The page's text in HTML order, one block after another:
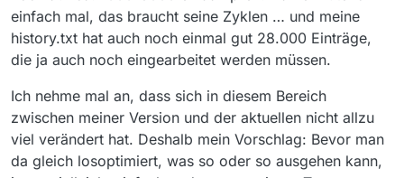
einfach mal, das braucht seine Zyklen … und meine
history.txt hat auch noch einmal gut 28.000 Einträge,
die ja auch noch eingearbeitet werden müssen.
Ich nehme mal an, dass sich in diesem Bereich
zwischen meiner Version und der aktuellen nicht allzu
viel verändert hat. Deshalb mein Vorschlag: Bevor man
da gleich losoptimiert, was so oder so ausgehen kann,